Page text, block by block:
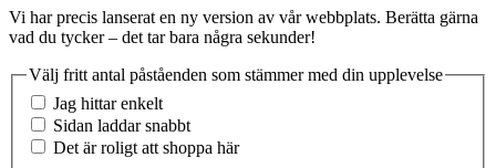
Vi har precis lanserat en ny version av vår webbplats. Berätta gärna
vad du tycker – det tar bara några sekunder!
Välj fritt antal påståenden som stämmer med din upplevelse
Jag hittar enkelt
Sidan laddar snabbt
Det är roligt att shoppa här